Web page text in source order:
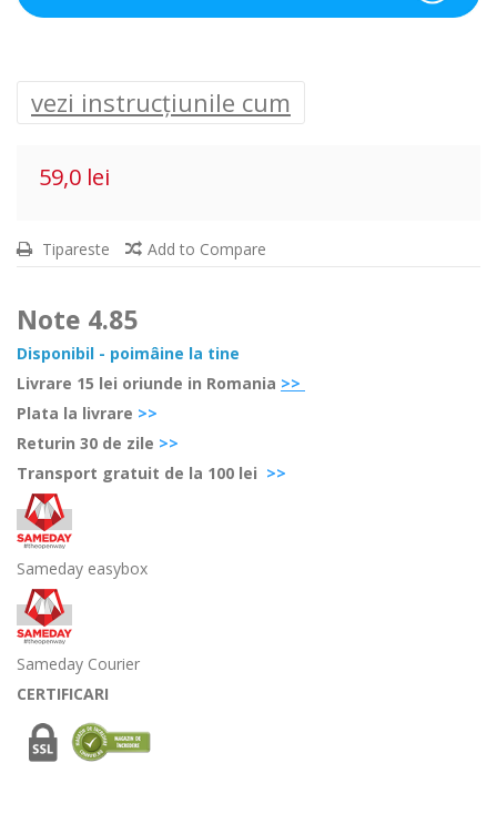
vezi instrucțiunile cum
59,0 lei
Tipareste Add to Compare
Note 4.85
Disponibil - poimâine la tine
Livrare 15 lei oriunde in Romania >>
Plata la livrare >>
Returin 30 de zile >>
Transport gratuit de la 100 lei >>
Sameday easybox
Sameday Courier
CERTIFICARI